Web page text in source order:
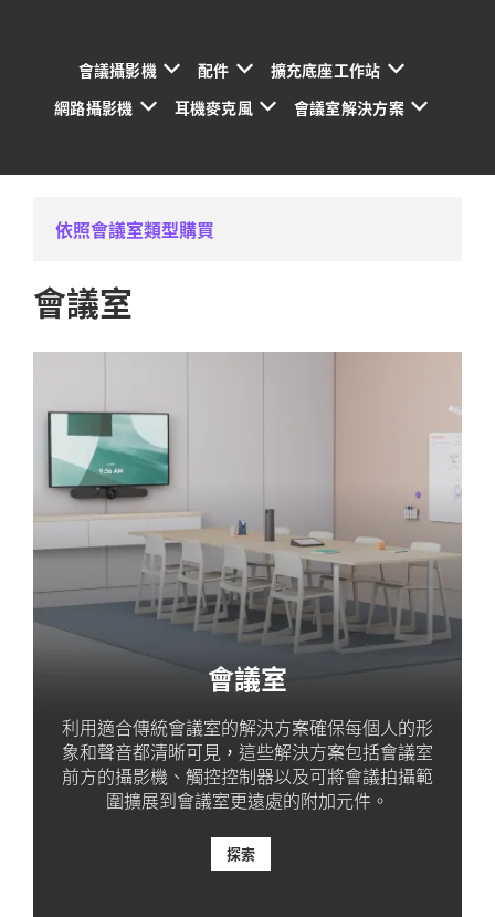
會議攝影機 配件
擴充底座工作站
網路攝影機
耳機麥克風 會議室解決方案
依照會議室類型購買
會議室
會議室
利用適合傳統會議室的解決方案確保每個人的形
象和聲音都清晰可見，這些解決方案包括會議室
前方的攝影機、觸控控制器以及可將會議拍攝範
圍擴展到會議室更遠處的附加元件。
探索